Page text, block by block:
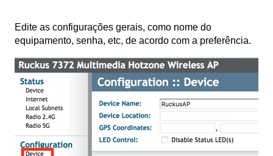
Edite as configurações gerais, como nome do
equipamento, senha, etc, de acordo com a preferência.